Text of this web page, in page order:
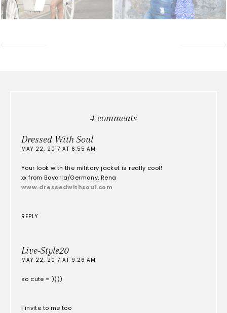
4 comments
Dressed With Soul
MAY 22, 2017 AT 6:55 AM
Your look with the military jacket is really cool!
xx from Bavaria/Germany, Rena
www.dressedwithsoul.com
REPLY
Live-Style20
MAY 22, 2017 AT 9:26 AM
so cute = ))))
i invite to me too